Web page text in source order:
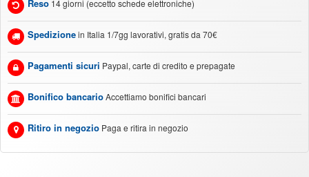
Reso 14 giorni (eccetto schede elettroniche)
Spedizionein Italia 1/7gg lavorativi, gratis da 70€
Pagamenti sicuri Paypal, carte di credito e prepagate
Bonifico bancarioAccettiamo bonifici bancari
Ritiro in negozio Paga e ritira in negozio